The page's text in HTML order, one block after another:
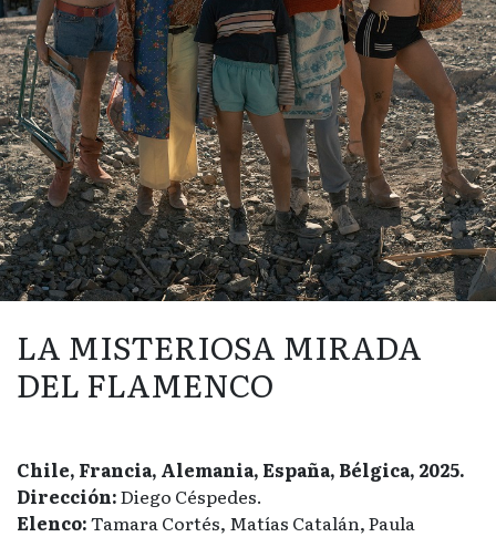
LA MISTERIOSA MIRADA
DEL FLAMENCO
Chile, Francia, Alemania, España, Bélgica, 2025.
Dirección:Diego Céspedes.
Elenco:Tamara Cortés, Matías Catalán, Paula